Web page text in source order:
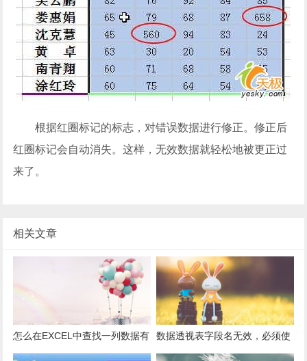
根据红圈标记的标志，对错误数据进行修正。修正后
红圈标记会自动消失。这样，无效数据就轻松地被更正过
来了。
相关文章
怎么在EXCEL中查找一列数据有
多少是重复的？
数据透视表字段名无效，必须使
用组合为带有标志列列表的数